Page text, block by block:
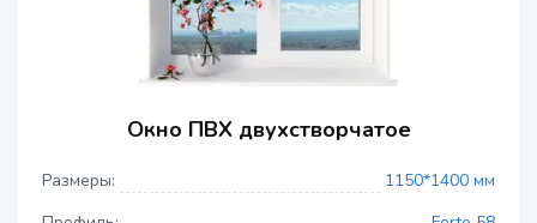
Окно ПВХ двухстворчатое
Размеры:
1150*1400 мм